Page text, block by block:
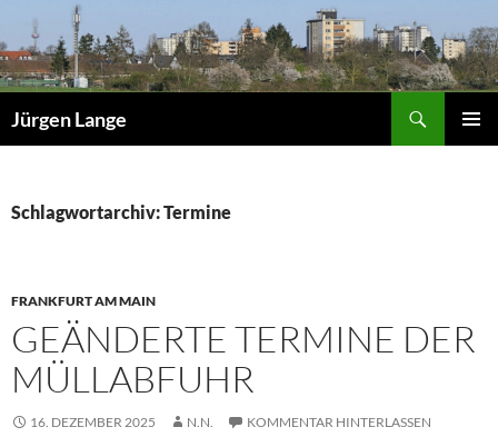
Inhalt
springen
Jürgen Lange
Schlagwortarchiv: Termine
FRANKFURT AM MAIN
GEÄNDERTE TERMINE DER
MÜLLABFUHR
16. DEZEMBER 2025 N.N. KOMMENTAR HINTERLASSEN